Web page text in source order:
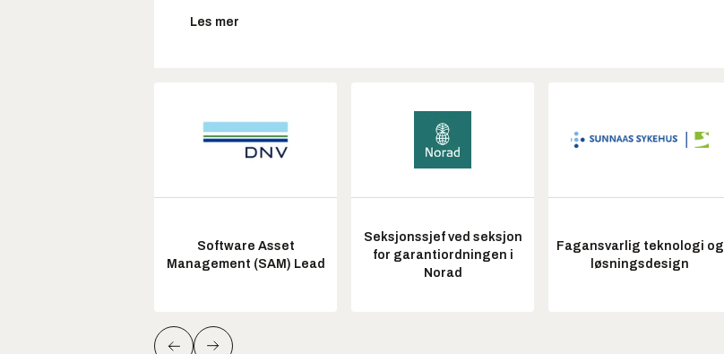
Les mer
Software Asset
Management (SAM) Lead
Seksjonssjef ved seksjon
for garantiordningen i
Norad
Fagansvarlig teknologi og
løsningsdesign